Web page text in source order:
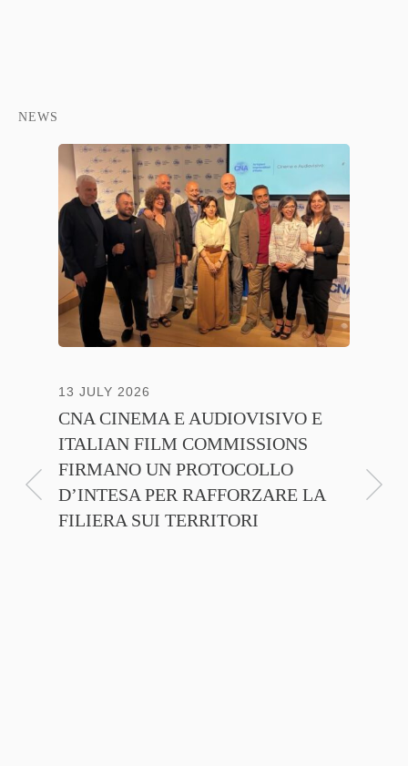
NEWS
13 JULY 2026
CNA CINEMA E AUDIOVISIVO E
ITALIAN FILM COMMISSIONS
FIRMANO UN PROTOCOLLO
D’INTESA PER RAFFORZARE LA
FILIERA SUI TERRITORI